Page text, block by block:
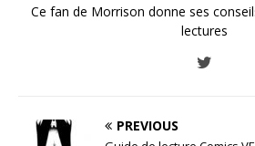
Ce fan de Morrison donne ses
lectures
PREVIOUS